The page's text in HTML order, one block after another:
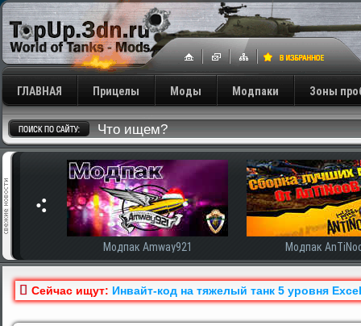
ГЛАВНАЯ Прицелы Моды Модпаки Зоны
Модпак Amway921 Модпак
Сейчас ищут: Инвайт-код на тяжелый танк 5 уровня